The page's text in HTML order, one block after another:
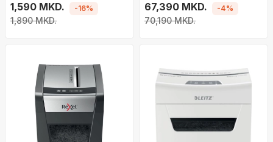
1,590 MKD.
1,890 MKD.
-16%
drejtë, motor 24 orë,
Energy Smart
67,390 MKD.
70,190 MKD.
-4%